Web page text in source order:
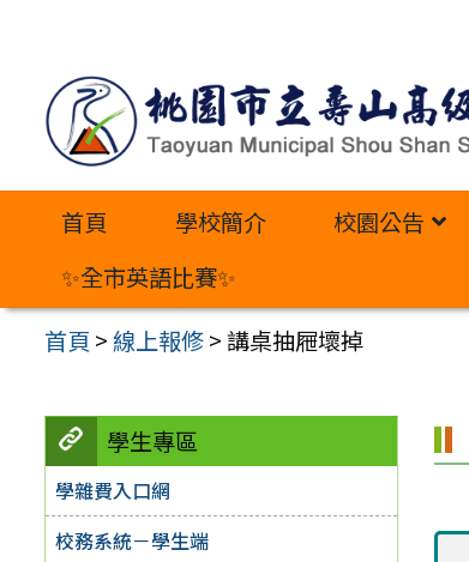
內
首頁 學校簡介 校園公告
✨全市英語比賽✨
首頁 >線上報修>講桌抽屜壞掉
學生專區
學雜費入口網
校務系統－學生端